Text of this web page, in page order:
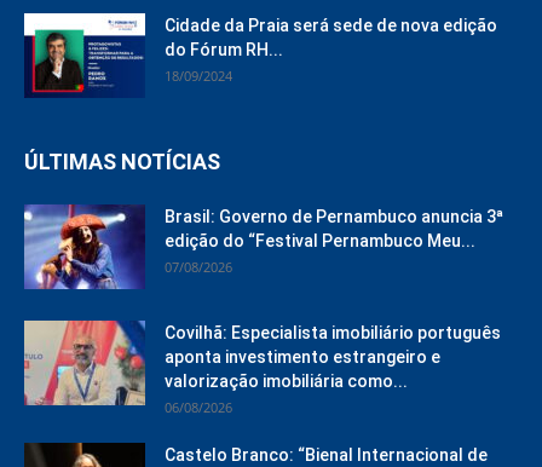
Cidade da Praia será sede de nova edição
do Fórum RH...
18/09/2024
ÚLTIMAS NOTÍCIAS
Brasil: Governo de Pernambuco anuncia 3ª
edição do “Festival Pernambuco Meu...
07/08/2026
Covilhã: Especialista imobiliário português
aponta investimento estrangeiro e
valorização imobiliária como...
06/08/2026
Castelo Branco: “Bienal Internacional de